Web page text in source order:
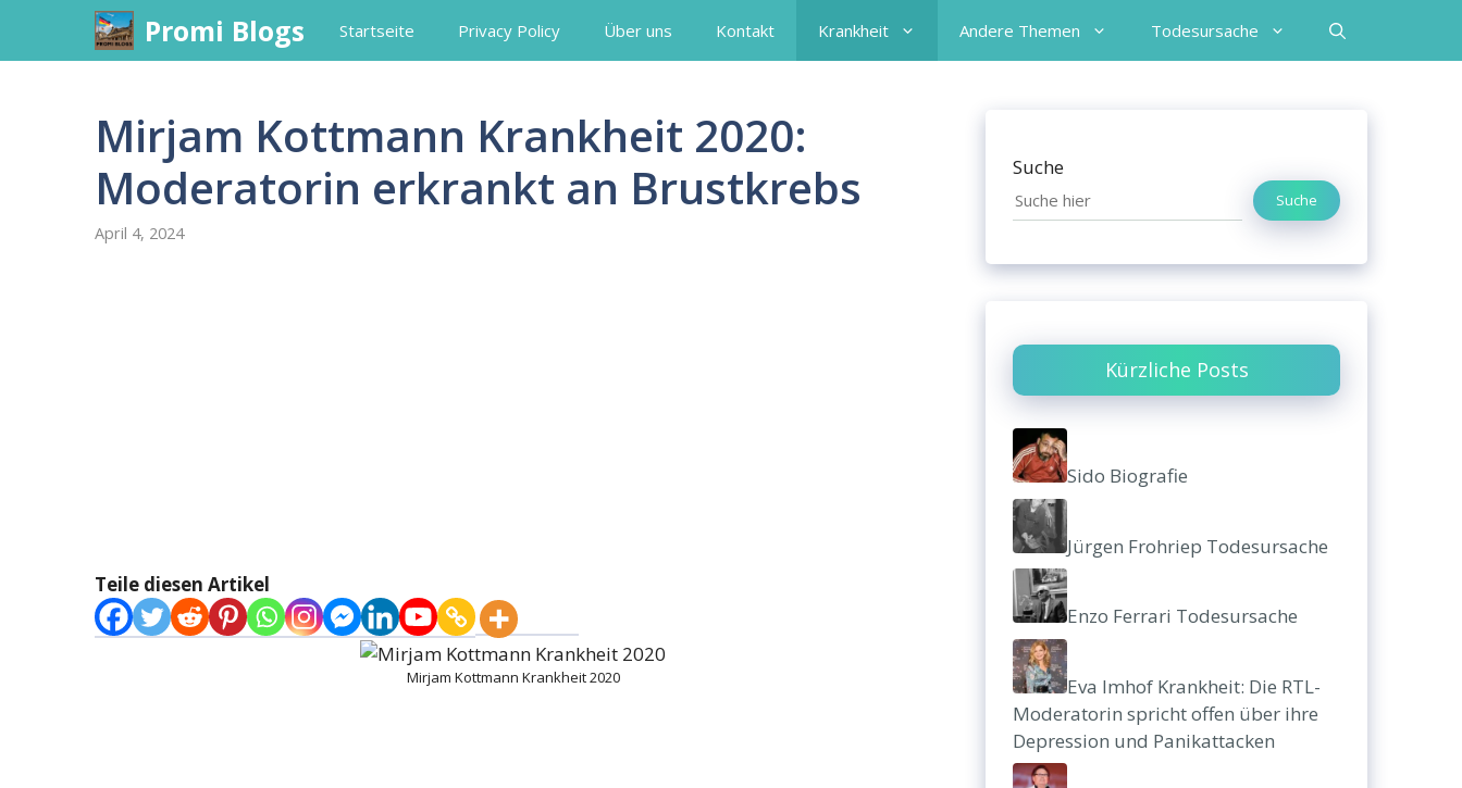
content
Promi Blogs Startseite Privacy Policy Über uns Kontakt Krankheit Andere Themen Todesursache
Mirjam Kottmann Krankheit 2020:
Moderatorin erkrankt an Brustkrebs
April 4, 2024
Teile diesen Artikel
Mirjam Kottmann Krankheit 2020
Suche
Suche
Kürzliche Posts
Sido Biografie
Jürgen Frohriep Todesursache
Enzo Ferrari Todesursache
Eva Imhof Krankheit: Die RTL-
Moderatorin spricht offen über ihre
Depression und Panikattacken